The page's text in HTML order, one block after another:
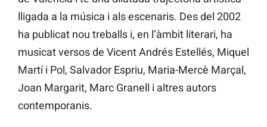
lligada a la música i als escenaris. Des del 2002
ha publicat nou treballs i, en l’àmbit literari, ha
musicat versos de Vicent Andrés Estellés, Miquel
Martí i Pol, Salvador Espriu, Maria-Mercè Marçal,
Joan Margarit, Marc Granell i altres autors
contemporanis.